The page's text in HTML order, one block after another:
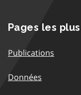
Pages les
Publications
Données